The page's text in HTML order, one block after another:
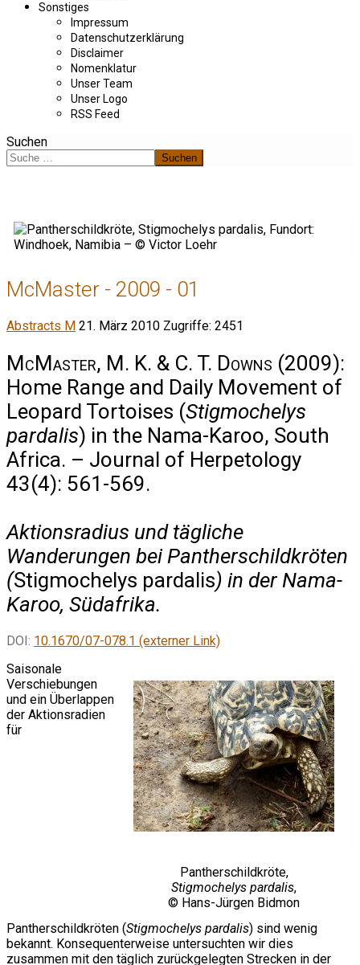
Sonstiges
Impressum
Datenschutzerklärung
Disclaimer
Nomenklatur
Unser Team
Unser Logo
RSS Feed
Suchen
Suchen
McMaster - 2009 - 01
Abstracts M 21. März 2010 Zugriffe: 2451
McMaster, M. K. & C. T. Downs (2009):
Home Range and Daily Movement of
Leopard Tortoises (Stigmochelys
pardalis) in the Nama-Karoo, South
Africa. – Journal of Herpetology
43(4): 561-569.
Aktionsradius und tägliche
Wanderungen bei Pantherschildkröten
(Stigmochelys pardalis) in der Nama-
Karoo, Südafrika.
DOI: 10.1670/07-078.1 (externer Link)
Pantherschildkröte,
Stigmochelys pardalis,
© Hans-Jürgen Bidmon
Saisonale
Verschiebungen
und ein Überlappen
der Aktionsradien
für
Pantherschildkröten (Stigmochelys pardalis) sind wenig
bekannt. Konsequenterweise untersuchten wir dies
zusammen mit den täglich zurückgelegten Strecken in der